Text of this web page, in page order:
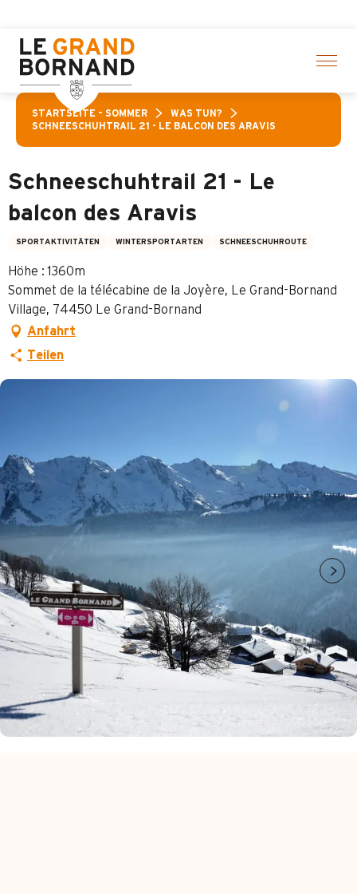
contenu
principal
STARTSEITE – SOMMER
WAS TUN?
SCHNEESCHUHTRAIL 21 - LE BALCON DES ARAVIS
Schneeschuhtrail 21 - Le
balcon des Aravis
SPORTAKTIVITÄTEN WINTERSPORTARTEN SCHNEESCHUHROUTE
Höhe : 1360m
Sommet de la télécabine de la Joyère, Le Grand-Bornand
Village, 74450 Le Grand-Bornand
Anfahrt
Teilen